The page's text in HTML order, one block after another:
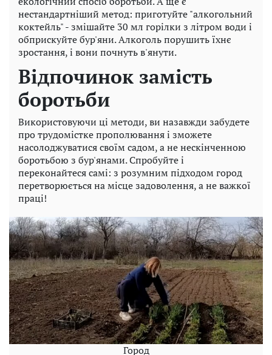
нестандартніший метод: приготуйте "алкогольний
коктейль" - змішайте 30 мл горілки з літром води і
обприскуйте бур'яни. Алкоголь порушить їхнє
зростання, і вони почнуть в'янути.
Відпочинок замість
боротьби
Використовуючи ці методи, ви назавжди забудете
про трудомістке прополювання і зможете
насолоджуватися своїм садом, а не нескінченною
боротьбою з бур'янами. Спробуйте і
переконайтеся самі: з розумним підходом город
перетворюється на місце задоволення, а не важкої
праці!
Город